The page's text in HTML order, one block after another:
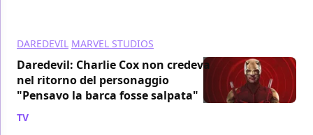
DAREDEVIL MARVEL STUDIOS
Daredevil: Charlie Cox non credeva
nel ritorno del personaggio
"Pensavo la barca fosse salpata"
TV